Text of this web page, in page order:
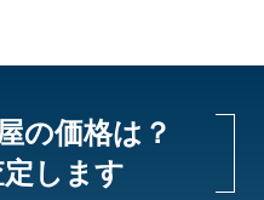
の価格は？
します